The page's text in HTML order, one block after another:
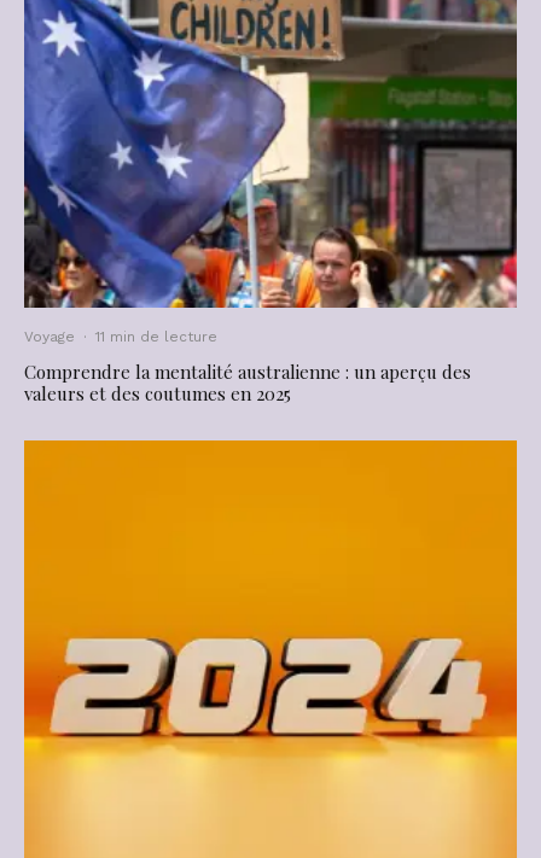
Voyage · 11 min de lecture
Comprendre la mentalité australienne : un aperçu des
valeurs et des coutumes en 2025